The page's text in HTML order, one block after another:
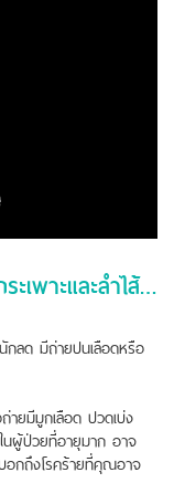
ตรวจหาความผิดปกติ ที่ซ่อนอยู่ในกระเพาะและลำไส้ด้วยการส่องทางเดินอาหาร
ลด มีถ่ายปนเลือดหรือ
ยมีมูกเลือด ปวดเบ่ง
นผู้ป่วยที่อายุมาก อาจ
อกถึงโรคร้ายที่คุณอาจ